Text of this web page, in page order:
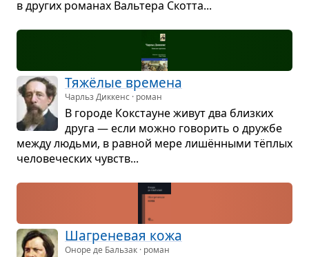
в дру­гих рома­нах Валь­тера Скотта...
Тяжёлые вре­мена
Чарльз Диккенс · роман
В городе Кокстауне живут два близ­ких
друга — если можно гово­рить о дружбе
между людьми, в рав­ной мере лишён­ными тёплых
чело­ве­че­ских чувств...
Шагре­не­вая кожа
Оноре де Бальзак · роман